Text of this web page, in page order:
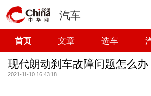
汽车
首页 文章 选车
现代朗动刹车故障问题怎么办
2021-11-10 16:43:18